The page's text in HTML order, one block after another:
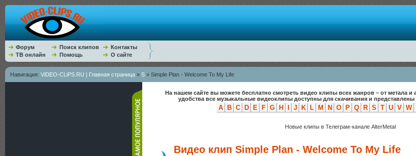
Форум Поиск клипов
Контакты
ТВ онлайн
Помощь О сайте
Навигация: ViDEO-CLiPS.RU | Главная страница » S » Simple Plan - Welcome To My Life
На нашем сайте вы можете бесплатно смотреть видео клипы всех жанров – от метала
удобства все музыкальные видеоклипы доступны для скачивания и представлены
A B C D E F G H J K L M N O P Q R S T U V W
Новые клипы в Телеграм-канале AlterMetal
Видео клип Simple Plan - Welcome To My Life